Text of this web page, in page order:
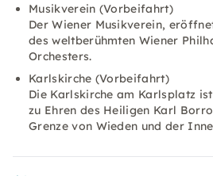
Musikverein (Vorbeifahrt)
Der Wiener Musikverein,
des weltberühmten Wiener
Orchesters.
Karlskirche (Vorbeifahrt)
Die Karlskirche am Karlsplatz
zu Ehren des Heiligen Karl
Grenze von Wieden und der